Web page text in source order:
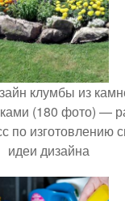
клумбы из
(180 фото) —
по изготовлению
идеи дизайна